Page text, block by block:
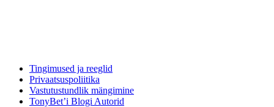
Tingimused ja reeglid
Privaatsuspoliitika
Vastutustundlik mängimine
TonyBet’i Blogi Autorid